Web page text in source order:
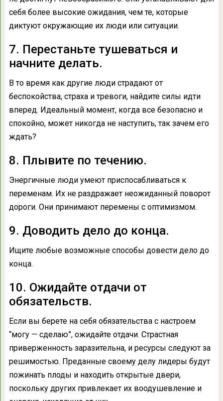
себя более высокие ожидания, чем те, которые
диктуют окружающие их люди или ситуации.
7. Перестаньте тушеваться и
начните делать.
В то время как другие люди страдают от
беспокойства, страха и тревоги, найдите силы идти
вперед. Идеальный момент, когда все безопасно и
спокойно, может никогда не наступить, так зачем его
ждать?
8. Плывите по течению.
Энергичные люди умеют приспосабливаться к
переменам. Их не раздражает неожиданный поворот
дороги. Они принимают перемены с оптимизмом.
9. Доводить дело до конца.
Ищите любые возможные способы довести дело до
конца.
10. Ожидайте отдачи от
обязательств.
Если вы берете на себя обязательства с настроем
“могу — сделаю”, ожидайте отдачи. Страстная
приверженность заразительна, и ресурсы следуют за
решимостью. Преданные своему делу лидеры будут
пожинать плоды и находить открытые двери,
поскольку других привлекает их воодушевление и